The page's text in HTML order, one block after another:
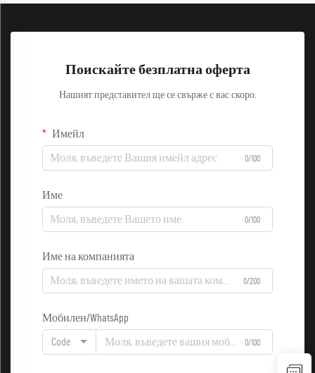
Поискайте безплатна оферта
Нашият представител ще се свърже с вас скоро.
Имейл
0/100
Име
0/100
Име на компанията
0/200
Мобилен/WhatsApp
Code 0/100